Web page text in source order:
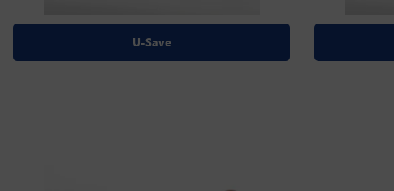
U-Save